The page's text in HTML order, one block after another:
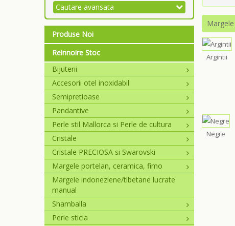
Cautare avansata
Produse Noi
Reinnoire Stoc
Bijuterii
Accesorii otel inoxidabil
Semipretioase
Pandantive
Perle stil Mallorca si Perle de cultura
Cristale
Cristale PRECIOSA si Swarovski
Margele portelan, ceramica, fimo
Margele indoneziene/tibetane lucrate
manual
Shamballa
Perle sticla
Margele
Argintii
Negre